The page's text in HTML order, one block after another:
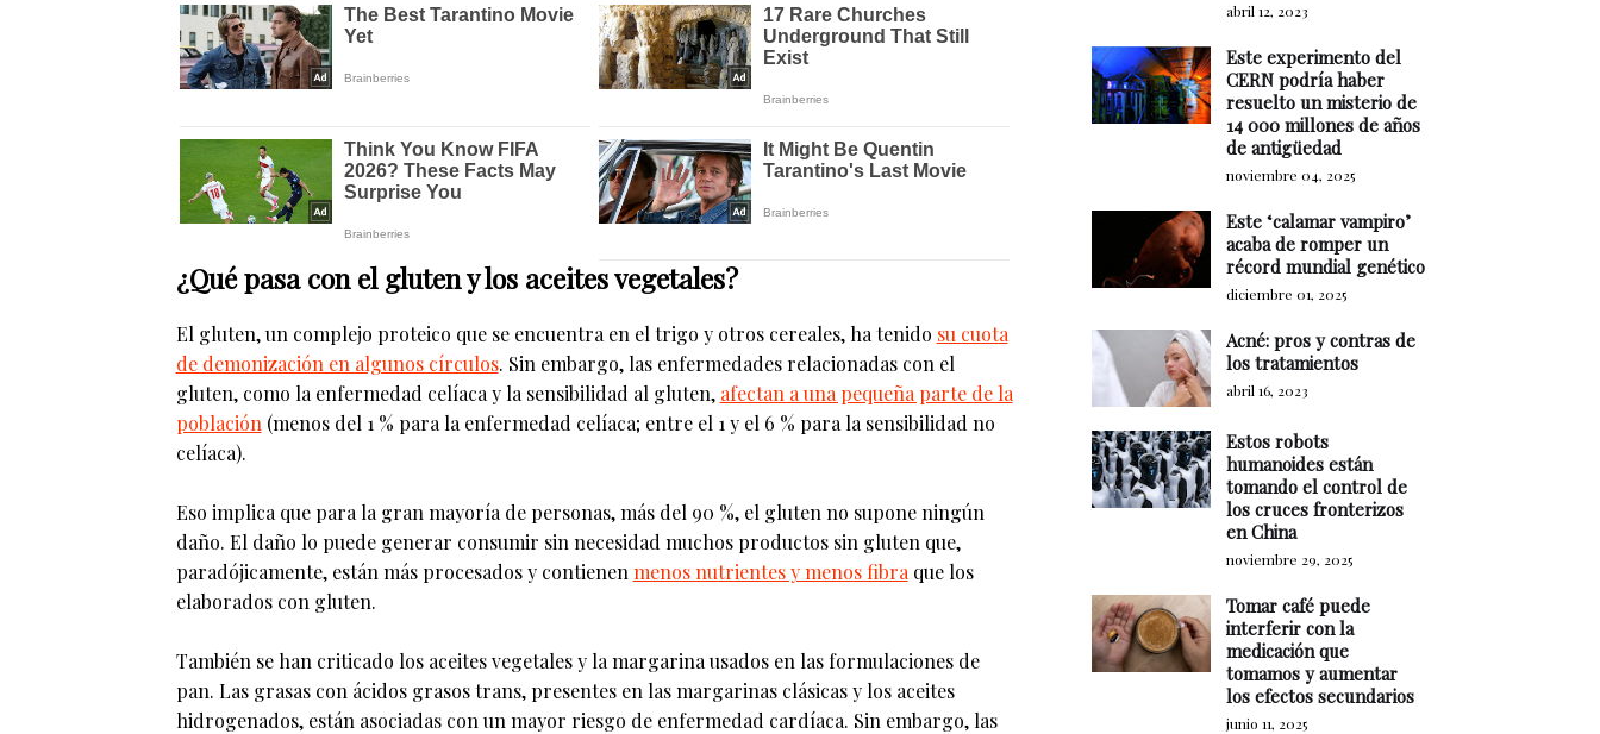
¿Qué pasa con el gluten y los aceites vegetales?
El gluten, un complejo proteico que se encuentra en el trigo y otros cereales, ha tenido su cuota
de demonización en algunos círculos. Sin embargo, las enfermedades relacionadas con el
gluten, como la enfermedad celíaca y la sensibilidad al gluten, afectan a una pequeña parte de la
población (menos del 1 % para la enfermedad celíaca; entre el 1 y el 6 % para la sensibilidad no
celíaca).
Eso implica que para la gran mayoría de personas, más del 90 %, el gluten no supone ningún
daño. El daño lo puede generar consumir sin necesidad muchos productos sin gluten que,
paradójicamente, están más procesados y contienen menos nutrientes y menos fibra que los
elaborados con gluten.
También se han criticado los aceites vegetales y la margarina usados en las formulaciones de
pan. Las grasas con ácidos grasos trans, presentes en las margarinas clásicas y los aceites
hidrogenados, están asociadas con un mayor riesgo de enfermedad cardíaca. Sin embargo, las
abril 12, 2023
Este experimento del
CERN podría haber
resuelto un misterio de
14 000 millones de años
de antigüedad
noviembre 04, 2025
Este ‘calamar vampiro’
acaba de romper un
récord mundial genético
diciembre 01, 2025
Acné: pros y contras de
los tratamientos
abril 16, 2023
Estos robots
humanoides están
tomando el control de
los cruces fronterizos
en China
noviembre 29, 2025
Tomar café puede
interferir con la
medicación que
tomamos y aumentar
los efectos secundarios
junio 11, 2025